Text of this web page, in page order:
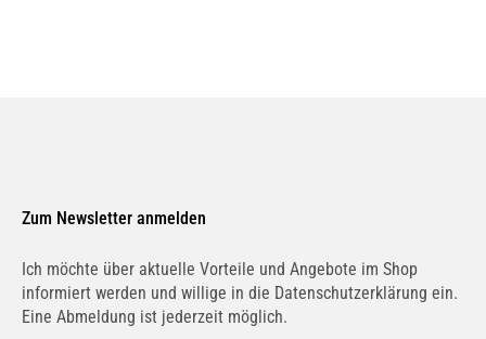
Zum Newsletter anmelden
Ich möchte über aktuelle Vorteile und Angebote im Shop
informiert werden und willige in die Datenschutzerklärung ein.
Eine Abmeldung ist jederzeit möglich.